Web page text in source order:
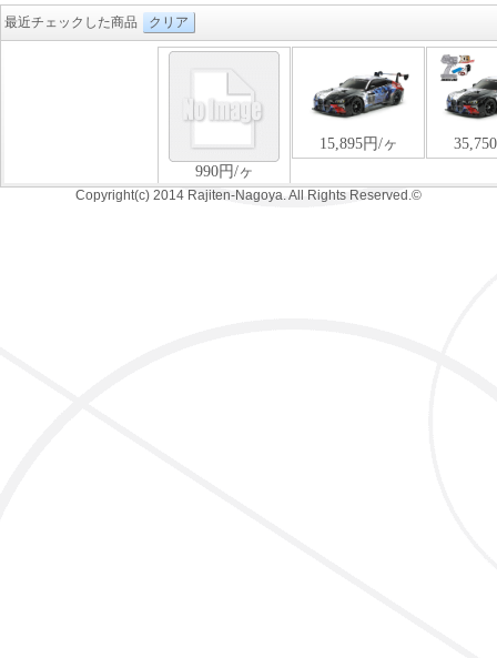
最近チェックした商品 クリア
Copyright(c) 2014 Rajiten-Nagoya. All Rights Reserved.©